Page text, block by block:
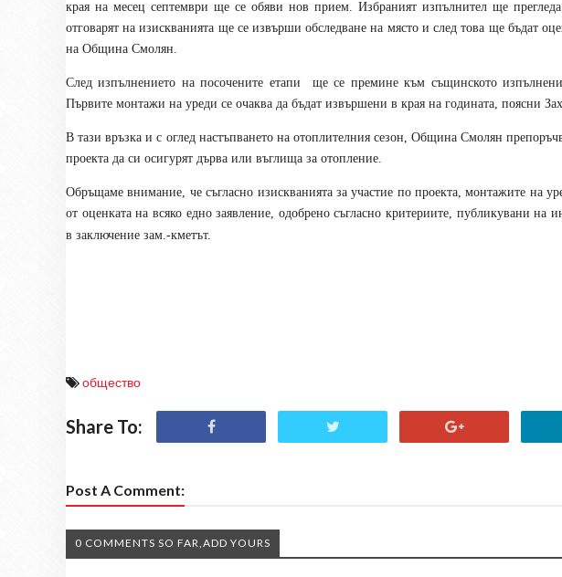
края на месец септември ще се обяви нов прием. Избраният изпълнител ще
отговарят на изискванията ще се извърши обследване на място и след това ще бъдат
на Община Смолян.
След изпълнението на посочените етапи ще се премине към същинското
Първите монтажи на уреди се очаква да бъдат извършени в края на годината, поясни
В тази връзка и с оглед настъпването на отоплителния сезон, Община Смолян
проекта да си осигурят дърва или въглища за отопление.
Обръщаме внимание, че съгласно изискванията за участие по проекта, монтажите на
от оценката на всяко едно заявление, одобрено съгласно критериите, публикувани на
в заключение зам.-кметът.
общество
Share To:
Post A Comment:
0 COMMENTS SO FAR,ADD YOURS